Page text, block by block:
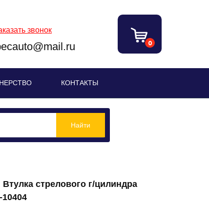
звонок
0
КОНТАКТЫ
Найти
Втулка стрелового г/цилиндра
10404